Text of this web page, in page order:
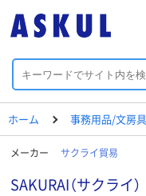
ホーム 事務用品/文房具
メーカー サクライ貿易
SAKURAI（サクライ